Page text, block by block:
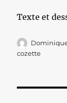
Texte et
Auteur
cozette